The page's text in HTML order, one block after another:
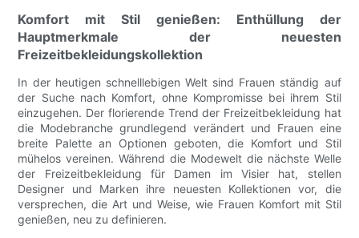
Komfort mit Stil genießen: Enthüllung der
Hauptmerkmale der neuesten
Freizeitbekleidungskollektion
In der heutigen schnelllebigen Welt sind Frauen ständig auf
der Suche nach Komfort, ohne Kompromisse bei ihrem Stil
einzugehen. Der florierende Trend der Freizeitbekleidung hat
die Modebranche grundlegend verändert und Frauen eine
breite Palette an Optionen geboten, die Komfort und Stil
mühelos vereinen. Während die Modewelt die nächste Welle
der Freizeitbekleidung für Damen im Visier hat, stellen
Designer und Marken ihre neuesten Kollektionen vor, die
versprechen, die Art und Weise, wie Frauen Komfort mit Stil
genießen, neu zu definieren.